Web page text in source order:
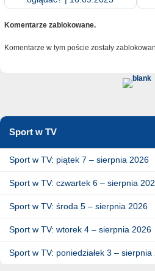
Komentarze zablokowane.
Komentarze w tym poście zostały
Sport w TV
Sport w TV: piątek 7 – sierpnia 2026
Sport w TV: czwartek 6 – sierpnia
Sport w TV: środa 5 – sierpnia 2026
Sport w TV: wtorek 4 – sierpnia 2026
Sport w TV: poniedziałek 3 – sierpnia